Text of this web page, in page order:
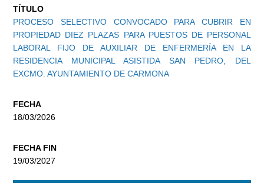
TÍTULO
PROCESO SELECTIVO CONVOCADO PARA CUBRIR EN
PROPIEDAD DIEZ PLAZAS PARA PUESTOS DE PERSONAL
LABORAL FIJO DE AUXILIAR DE ENFERMERÍA EN LA
RESIDENCIA MUNICIPAL ASISTIDA SAN PEDRO, DEL
EXCMO. AYUNTAMIENTO DE CARMONA
FECHA
18/03/2026
FECHA FIN
19/03/2027